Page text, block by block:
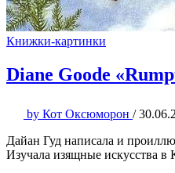
Книжки-картинки
Diane Goode
by Кот Оксюморон /
Дайан Гуд написала и
Изучала изящные искусства в